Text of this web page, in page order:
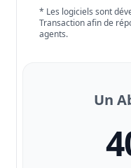
* Les logiciels sont
Transaction afin de
agents.
Un